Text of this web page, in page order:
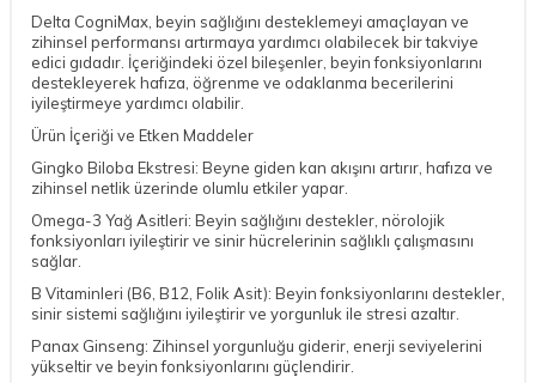
Delta CogniMax, beyin sağlığını desteklemeyi amaçlayan ve
zihinsel performansı artırmaya yardımcı olabilecek bir takviye
edici gıdadır. İçeriğindeki özel bileşenler, beyin fonksiyonlarını
destekleyerek hafıza, öğrenme ve odaklanma becerilerini
iyileştirmeye yardımcı olabilir.
Ürün İçeriği ve Etken Maddeler
Gingko Biloba Ekstresi: Beyne giden kan akışını artırır, hafıza ve
zihinsel netlik üzerinde olumlu etkiler yapar.
Omega-3 Yağ Asitleri: Beyin sağlığını destekler, nörolojik
fonksiyonları iyileştirir ve sinir hücrelerinin sağlıklı çalışmasını
sağlar.
B Vitaminleri (B6, B12, Folik Asit): Beyin fonksiyonlarını destekler,
sinir sistemi sağlığını iyileştirir ve yorgunluk ile stresi azaltır.
Panax Ginseng: Zihinsel yorgunluğu giderir, enerji seviyelerini
yükseltir ve beyin fonksiyonlarını güçlendirir.